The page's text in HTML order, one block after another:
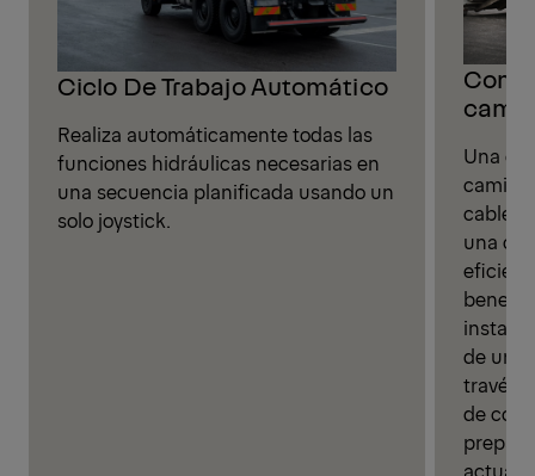
Ciclo De Trabajo Automático
Realiza automáticamente todas las
funciones hidráulicas necesarias en
una secuencia planificada usando un
solo joystick.
Una
camión
una
de una
través
de